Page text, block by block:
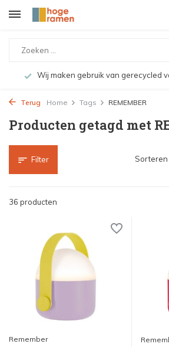
Wij maken gebruik van gerecycled
Terug Home Tags REMEMBER
Producten getagd met
Filter
36 producten
Sorteren
Remember